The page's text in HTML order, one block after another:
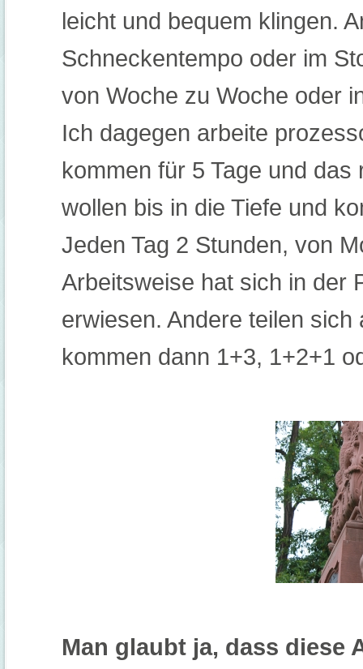
leicht und bequem klingen.
Schneckentempo oder im
von Woche zu Woche oder
Ich dagegen arbeite
kommen für 5 Tage und
wollen bis in die Tiefe und
Jeden Tag 2 Stunden, von
Arbeitsweise hat sich in der
erwiesen. Andere teilen
kommen dann 1+3, 1+2+1
Man glaubt ja, dass diese